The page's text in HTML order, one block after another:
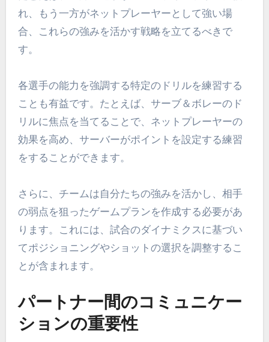
れ、もう一方がネットプレーヤーとして強い場
合、これらの強みを活かす戦略を立てるべきで
す。
各選手の能力を強調する特定のドリルを練習する
ことも有益です。たとえば、サーブ＆ボレーのド
リルに焦点を当てることで、ネットプレーヤーの
効果を高め、サーバーがポイントを設定する練習
をすることができます。
さらに、チームは自分たちの強みを活かし、相手
の弱点を狙ったゲームプランを作成する必要があ
ります。これには、試合のダイナミクスに基づい
てポジショニングやショットの選択を調整するこ
とが含まれます。
パートナー間のコミュニケー
ションの重要性